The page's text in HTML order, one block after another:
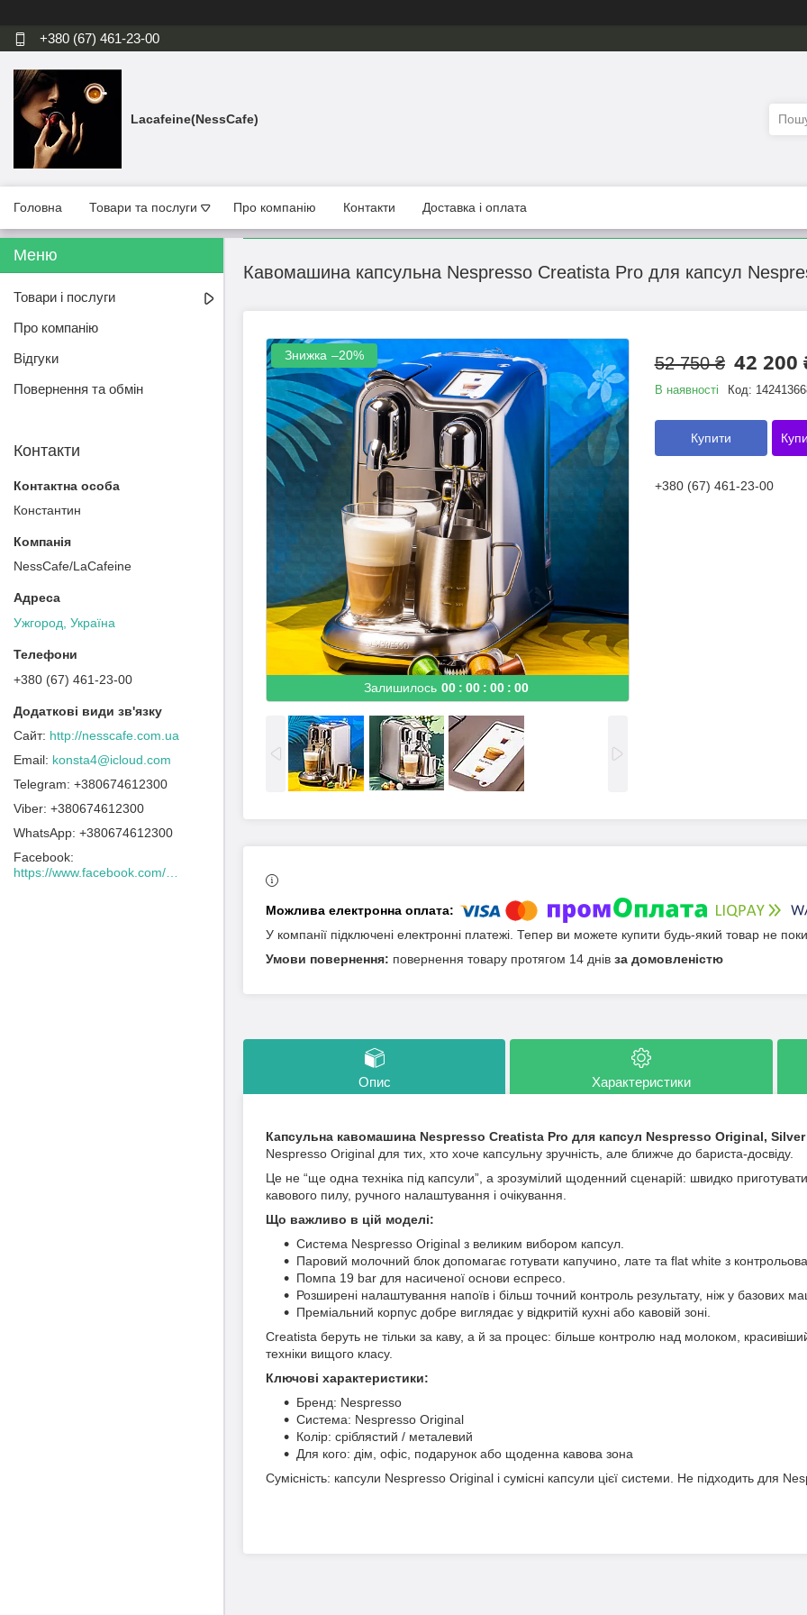
+380 (67) 461-23-00
Lacafeine(NessCafe)
Головна Товари та послуги Про компанію Контакти Доставка і оплата
Кавомашина капсульна Nespresso Creatista Pro для капсул
Залишилось 00 00 00 00
–20% 52 750 ₴ 42 200
В наявності Код:
Купити
+380 (67) 461-23-00
У компанії підключені електронні платежі. Тепер ви можете купити будь-який товар не
повернення товару протягом 14 днів за домовленістю
Опис Характеристики
Капсульна кавомашина Nespresso Creatista Pro для капсул Nespresso Original, Silver
Nespresso Original для тих, хто хоче капсульну зручність, але ближче до бариста-досвіду.
Це не “ще одна техніка під капсули”, а зрозумілий щоденний сценарій: швидко
кавового пилу, ручного налаштування і очікування.
Що важливо в цій моделі:
Система Nespresso Original з великим вибором капсул.
Паровий молочний блок допомагає готувати капучино, лате та flat white з
Помпа 19 bar для насиченої основи еспресо.
Розширені налаштування напоїв і більш точний контроль результату, ніж у базових
Преміальний корпус добре виглядає у відкритій кухні або кавовій зоні.
Creatista беруть не тільки за каву, а й за процес: більше контролю над молоком, красивіший
техніки вищого класу.
Ключові характеристики:
Бренд: Nespresso
Система: Nespresso Original
Колір: сріблястий / металевий
Для кого: дім, офіс, подарунок або щоденна кавова зона
Сумісність: капсули Nespresso Original і сумісні капсули цієї системи. Не підходить для
Товари і послуги
Про компанію
Відгуки
Повернення та обмін
Контакти
Константин
NessCafe/LaCafeine
Ужгород, Україна
+380 (67) 461-23-00
http://nesscafe.com.ua
konsta4@icloud.com
+380674612300
+380674612300
+380674612300
Facebook